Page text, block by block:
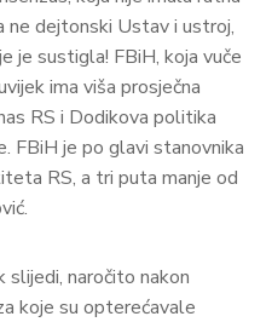
ne dejtonski Ustav i ustroj,
je sustigla! FBiH, koja vuče
ima viša prosječna
RS i Dodikova politika
FBiH je po glavi stanovnika
RS, a tri puta manje od
naročito nakon
koje su opterećavale